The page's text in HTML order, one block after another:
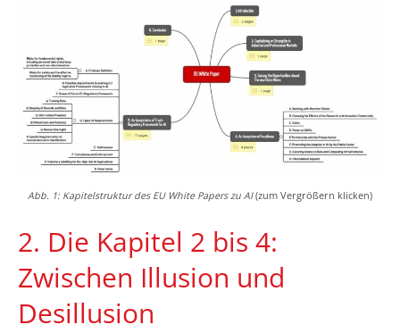
Abb. 1: Kapitelstruktur des EU White Papers zu AI(zum Vergrößern klicken)
2. Die Kapitel 2 bis 4:
Zwischen Illusion und
Desillusion